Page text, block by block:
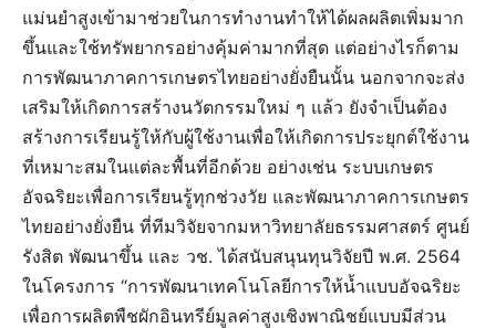
แม่นยำสูงเข้ามาช่วยในการทำงานทำให้ได้ผลผลิตเพิ่มมาก
ขึ้นและใช้ทรัพยากรอย่างคุ้มค่ามากที่สุด แต่อย่างไรก็ตาม
การพัฒนาภาคการเกษตรไทยอย่างยั่งยืนนั้น นอกจากจะส่ง
เสริมให้เกิดการสร้างนวัตกรรมใหม่ ๆ แล้ว ยังจำเป็นต้อง
สร้างการเรียนรู้ให้กับผู้ใช้งานเพื่อให้เกิดการประยุกต์ใช้งาน
ที่เหมาะสมในแต่ละพื้นที่อีกด้วย อย่างเช่น ระบบเกษตร
อัจฉริยะเพื่อการเรียนรู้ทุกช่วงวัย และพัฒนาภาคการเกษตร
ไทยอย่างยั่งยืน ที่ทีมวิจัยจากมหาวิทยาลัยธรรมศาสตร์ ศูนย์
รังสิต พัฒนาขึ้น และ วช. ได้สนับสนุนทุนวิจัยปี พ.ศ. 2564
ในโครงการ “การพัฒนาเทคโนโลยีการให้น้ำแบบอัจฉริยะ
เพื่อการผลิตพืชผักอินทรีย์มูลค่าสูงเชิงพาณิชย์แบบมีส่วน